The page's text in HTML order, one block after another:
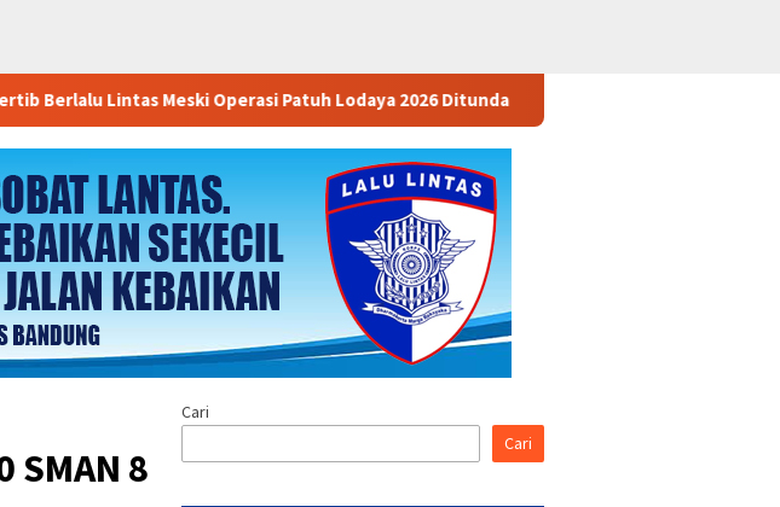
Operasi Patuh Lodaya 2026 Ditunda Sita 1.016 Motor Serta Musnahkan Narkoba
8
Cari
Cari